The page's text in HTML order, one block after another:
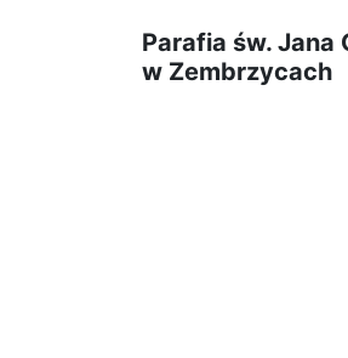
Parafia św. Jana
w Zembrzycach